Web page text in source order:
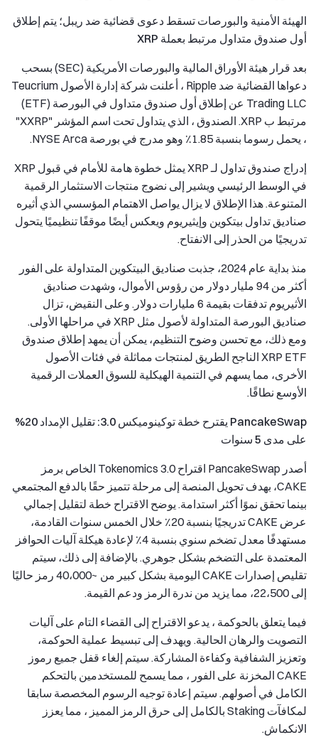
الهيئة الأمنية والبورصات تسقط دعوى قضائية ضد ريبل؛ يتم إطلاق
أول صندوق متداول مرتبط بعملة XRP
بعد قرار هيئة الأوراق المالية والبورصات الأمريكية (SEC) بسحب
دعواها القضائية ضد Ripple ، أعلنت شركة إدارة الأصول Teucrium
Trading LLC عن إطلاق أول صندوق متداول في البورصة (ETF)
مرتبط ب XRP. الصندوق ، الذي يتداول تحت اسم المؤشر "XXRP"
، يحمل رسوما بنسبة 1.85٪ وهو مدرج في بورصة NYSE Arca.
إدراج صندوق تداول لـ XRP يمثل خطوة هامة للأمام في قبول XRP
في الوسط الرئيسي ويشير إلى نضوج منتجات الاستثمار الرقمية
المتنوعة. هذا الإطلاق لا يزال يواصل الاهتمام المؤسسي الذي أثيره
صناديق تداول بيتكوين وإيثيريوم ويعكس أيضًا موقفًا تنظيميًا يتحول
تدريجيًا من الحذر إلى الانفتاح.
منذ بداية عام 2024، جذبت صناديق البيتكوين المتداولة على الفور
أكثر من 94 مليار دولار من رؤوس الأموال، وشهدت صناديق
الأثيريوم تدفقات بقيمة 6 مليارات دولار. وعلى النقيض، تزال
صناديق البورصة المتداولة لأصول مثل XRP في مراحلها الأولى.
ومع ذلك، مع تحسن وضوح التنظيم، يمكن أن يمهد إطلاق صندوق
XRP ETF الناجح الطريق لمنتجات مماثلة في فئات الأصول
الأخرى، مما يسهم في التنمية الهيكلية للسوق العملات الرقمية
الأوسع نطاقًا.
PancakeSwap يقترح خطة توكينوميكس 3.0: تقليل الإمداد 20%
على مدى 5 سنوات
أصدر PancakeSwap اقتراح Tokenomics 3.0 الخاص برمز
CAKE، بهدف تحويل المنصة إلى مرحلة تتميز حقًا بالدفع المجتمعي
بينما تحقق نموًا أكثر استدامة. يوضح الاقتراح خطة لتقليل إجمالي
عرض CAKE تدريجيًا بنسبة 20٪ خلال الخمس سنوات القادمة،
مستهدفًا معدل تضخم سنوي بنسبة 4٪ لإعادة هيكلة آليات الحوافز
المعتمدة على التضخم بشكل جوهري. بالإضافة إلى ذلك، سيتم
تقليص إصدارات CAKE اليومية بشكل كبير من ~40،000 رمز حاليًا
إلى 22،500، مما يزيد من ندرة الرمز ودعم القيمة.
فيما يتعلق بالحوكمة ، يدعو الاقتراح إلى القضاء التام على آليات
التصويت والرهان الحالية. ويهدف إلى تبسيط عملية الحوكمة،
وتعزيز الشفافية وكفاءة المشاركة. سيتم إلغاء قفل جميع رموز
CAKE المخزنة على الفور ، مما يسمح للمستخدمين بالتحكم
الكامل في أصولهم. سيتم إعادة توجيه الرسوم المخصصة سابقا
لمكافآت Staking بالكامل إلى حرق الرمز المميز ، مما يعزز
الانكماش.